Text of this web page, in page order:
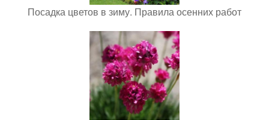
Посадка цветов в зиму. Правила осенних работ